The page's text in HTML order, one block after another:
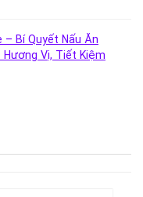
– Bí Quyết Nấu Ăn
Hương Vị, Tiết Kiệm